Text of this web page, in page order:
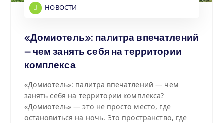
НОВОСТИ
«Домиотель»: палитра впечатлений
— чем занять себя на территории
комплекса
«Домиотель»: палитра впечатлений — чем
занять себя на территории комплекса?
«Домиотель» — это не просто место, где
остановиться на ночь. Это пространство, где